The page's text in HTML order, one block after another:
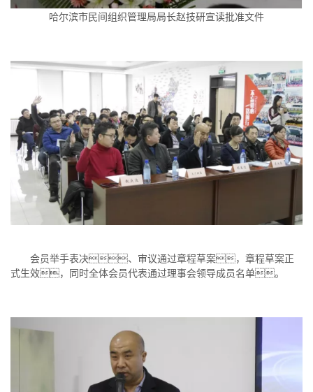
哈尔滨市民间组织管理局局长赵技研宣读批准文件
会员举手表决、审议通过章程草案，章程草案正
式生效，同时全体会员代表通过理事会领导成员名单。